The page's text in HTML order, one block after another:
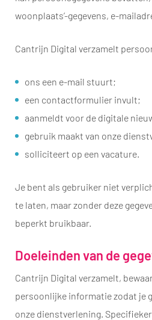
woonplaats’-gegevens, e-
Cantrijn Digital verzamelt
ons een e-mail stuurt;
een contactformulier invult;
aanmeldt voor de digitale
gebruik maakt van onze
solliciteert op een vacature.
Je bent als gebruiker niet
te laten, maar zonder deze
beperkt bruikbaar.
Doeleinden van de
Cantrijn Digital verzamelt,
persoonlijke informatie zodat je
onze dienstverlening.